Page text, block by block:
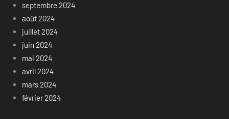
septembre 2024
août 2024
juillet 2024
juin 2024
mai 2024
avril 2024
mars 2024
février 2024